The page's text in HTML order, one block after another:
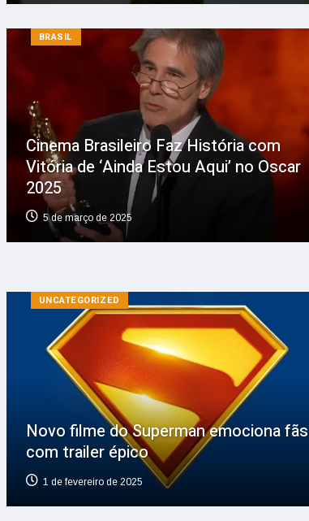
BRASIL
Cinema Brasileiro Faz História com
Vitória de ‘Ainda Estou Aqui’ no Oscar
2025
5 de março de 2025
UNCATEGORIZED
Novo filme do Superman emociona fãs
com trailer épico
1 de fevereiro de 2025